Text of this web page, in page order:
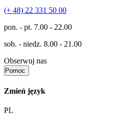
(+ 48) 22 331 50 00
pon. - pt. 7.00 - 22.00
sob. - niedz. 8.00 - 21.00
Obserwuj nas
Pomoc
Zmień język
PL